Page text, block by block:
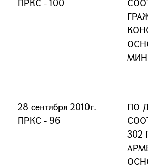
ПРКС - 100
28 сентября 2010г.
ПРКС - 96
ПО
302